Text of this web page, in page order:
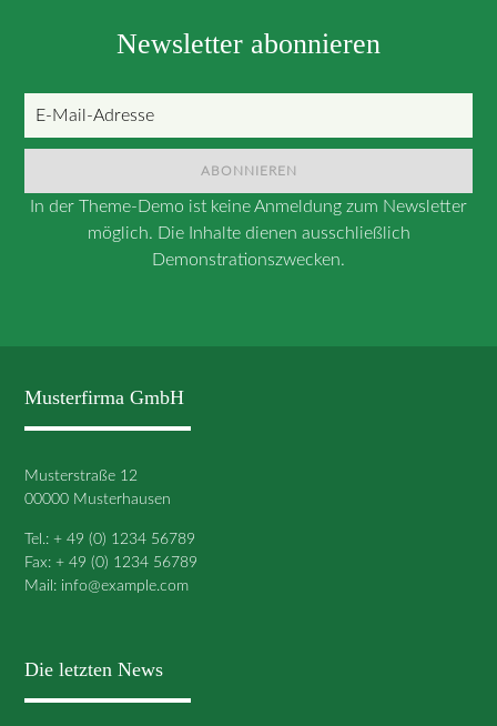
Newsletter abonnieren
E-
Mail-
ABONNIEREN
In der Theme-Demo ist keine Anmeldung zum Newsletter
möglich. Die Inhalte dienen ausschließlich
Demonstrationszwecken.
Musterfirma GmbH
Musterstraße 12
00000 Musterhausen
Tel.: + 49 (0) 1234 56789
Fax: + 49 (0) 1234 56789
Mail: info@example.com
Die letzten News